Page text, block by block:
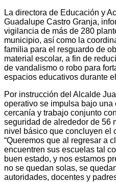
La directora de Educación y
Guadalupe Castro Granja,
vigilancia de más de 280
municipio, así como la
familia para el resguardo de
material escolar, a fin de
de vandalismo o robo para
espacios educativos durante
Por instrucción del Alcalde
operativo se impulsa bajo una
cercanía y trabajo conjunto
seguridad de alrededor de 56
nivel básico que concluyen el
“Queremos que al regresar a
encuentren sus escuelas tal
buen estado, y nos estamos
no se quedan solas, se
autoridades, docentes y